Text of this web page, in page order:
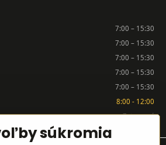
7:00 – 15:30
7:00 – 15:30
7:00 – 15:30
7:00 – 15:30
7:00 – 15:30
8:00 - 12:00
Zatvorené
súkromia